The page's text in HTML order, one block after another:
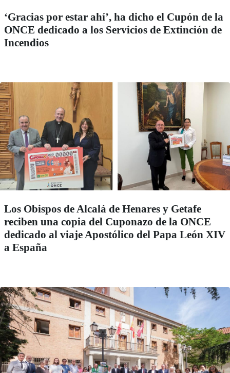
‘Gracias por estar ahí’, ha dicho el Cupón de la
ONCE dedicado a los Servicios de Extinción de
Incendios
Los Obispos de Alcalá de Henares y Getafe
reciben una copia del Cuponazo de la ONCE
dedicado al viaje Apostólico del Papa León XIV
a España